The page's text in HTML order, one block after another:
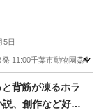
5日
11:00千葉市動物園
背筋が凍るホラ
、創作など好き